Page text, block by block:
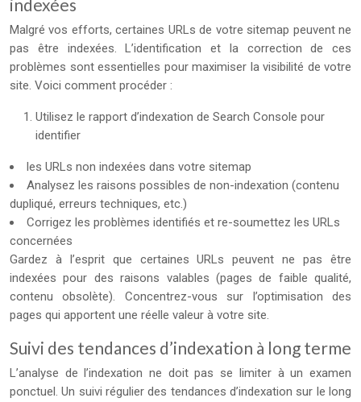
indexées
Malgré vos efforts, certaines URLs de votre sitemap peuvent ne
pas être indexées. L’identification et la correction de ces
problèmes sont essentielles pour maximiser la visibilité de votre
site. Voici comment procéder :
Utilisez le rapport d’indexation de Search Console pour
identifier
les URLs non indexées dans votre sitemap
Analysez les raisons possibles de non-indexation (contenu
dupliqué, erreurs techniques, etc.)
Corrigez les problèmes identifiés et re-soumettez les URLs
concernées
Gardez à l’esprit que certaines URLs peuvent ne pas être
indexées pour des raisons valables (pages de faible qualité,
contenu obsolète). Concentrez-vous sur l’optimisation des
pages qui apportent une réelle valeur à votre site.
Suivi des tendances d’indexation à long terme
L’analyse de l’indexation ne doit pas se limiter à un examen
ponctuel. Un suivi régulier des tendances d’indexation sur le long